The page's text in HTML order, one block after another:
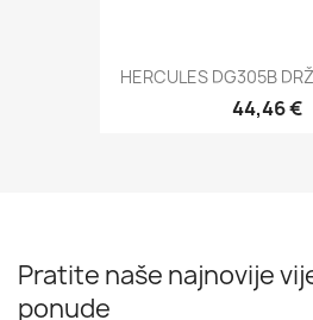
HERCULES DG305B
44,46 €
Pratite naše najnovije
ponude